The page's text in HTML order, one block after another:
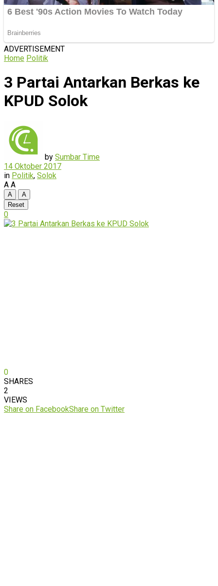
ADVERTISEMENT
Home Politik
3 Partai Antarkan Berkas ke
KPUD Solok
by Sumbar Time
14 Oktober 2017
in Politik, Solok
A A
A
A
Reset
0
0
SHARES
2
VIEWS
Share on FacebookShare on Twitter